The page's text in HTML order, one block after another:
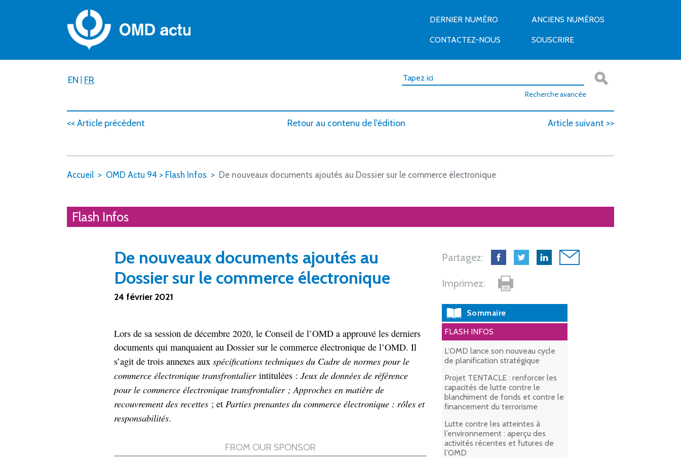
DERNIER NUMÉRO ANCIENS NUMÉROS
CONTACTEZ-NOUS SOUSCRIRE
EN | FR
Recherche avancée
<< Article précédent Retour au contenu de l'édition Article suivant >>
Accueil OMD Actu 94 > Flash Infos De nouveaux documents ajoutés au Dossier sur le commerce électronique
Flash Infos
De nouveaux documents ajoutés au
Dossier sur le commerce électronique
24 février 2021
Lors de sa session de décembre 2020, le Conseil de l’OMD a approuvé les derniers
documents qui manquaient au Dossier sur le commerce électronique de l’OMD. Il
s’agit de trois annexes aux spécifications techniques du Cadre de normes pour le
commerce électronique transfrontalierintitulées : Jeux de données de référence
pour le commerce électronique transfrontalier ; Approches en matière de
recouvrement des recettes; et Parties prenantes du commerce électronique : rôles et
responsabilités.
Partagez:
Imprimez:
Sommaire
FLASH INFOS
L’OMD lance son nouveau cycle
de planification stratégique
Projet TENTACLE : renforcer les
capacités de lutte contre le
blanchiment de fonds et contre le
financement du terrorisme
Lutte contre les atteintes à
l’environnement : aperçu des
activités récentes et futures de
l’OMD